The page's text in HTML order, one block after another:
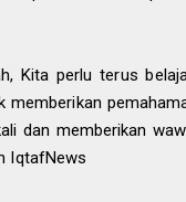
Kita perlu terus
memberikan
dan memberikan
IqtafNews